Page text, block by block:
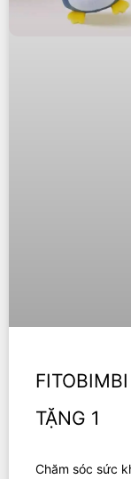
TẶNG 1
Chăm sóc sức